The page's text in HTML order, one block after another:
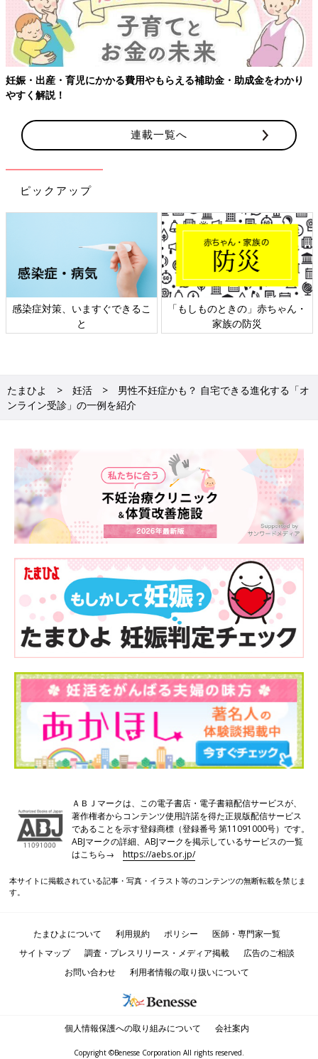
妊娠・出産・育児にかかる費用やもらえる補助金・助成金をわかり
やすく解説！
連載一覧へ
ピックアップ
感染症対策、いますぐできるこ
と
「もしものときの」赤ちゃん・
家族の防災
たまひよ 妊活
男性不妊症かも？ 自宅できる進化する「オ
ンライン受診」の一例を紹介
ＡＢＪマークは、この電子書店・電子書籍配信サービスが、
著作権者からコンテンツ使用許諾を得た正規版配信サービス
であることを示す登録商標（登録番号 第11091000号）です。
ABJマークの詳細、ABJマークを掲示しているサービスの一覧
はこちら→https://aebs.or.jp/
本サイトに掲載されている記事・写真・イラスト等のコンテンツの無断転載を禁じま
す。
たまひよについて 利用規約 ポリシー
医師・専門家一覧
サイトマップ
調査・プレスリリース・メディア掲載
広告のご相談
お問い合わせ
利用者情報の取り扱いについて
個人情報保護への取り組みについて 会社案内
Copyright ©Benesse Corporation All rights reserved.